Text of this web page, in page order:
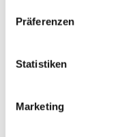
Präferenzen
Statistiken
Marketing
Huile d’olive
Moutarde